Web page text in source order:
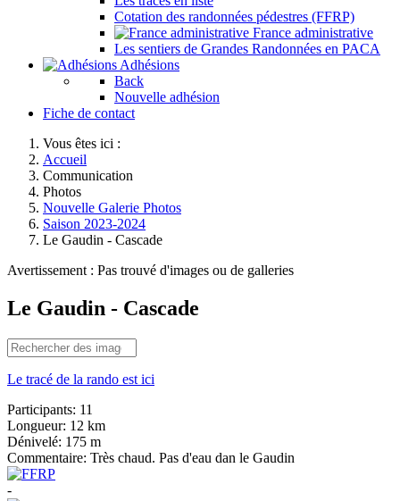
Cotation des randonnées pédestres (FFRP)
France administrative
Les sentiers de Grandes Randonnées en PACA
Adhésions
Back
Nouvelle adhésion
Fiche de contact
Vous êtes ici :
Accueil
Communication
Photos
Nouvelle Galerie Photos
Saison 2023-2024
Le Gaudin - Cascade
Avertissement : Pas trouvé d'images ou de galleries
Le Gaudin - Cascade
Le tracé de la rando est ici
Participants: 11
Longueur: 12 km
Dénivelé: 175 m
Commentaire: Très chaud. Pas d'eau dan le Gaudin
-